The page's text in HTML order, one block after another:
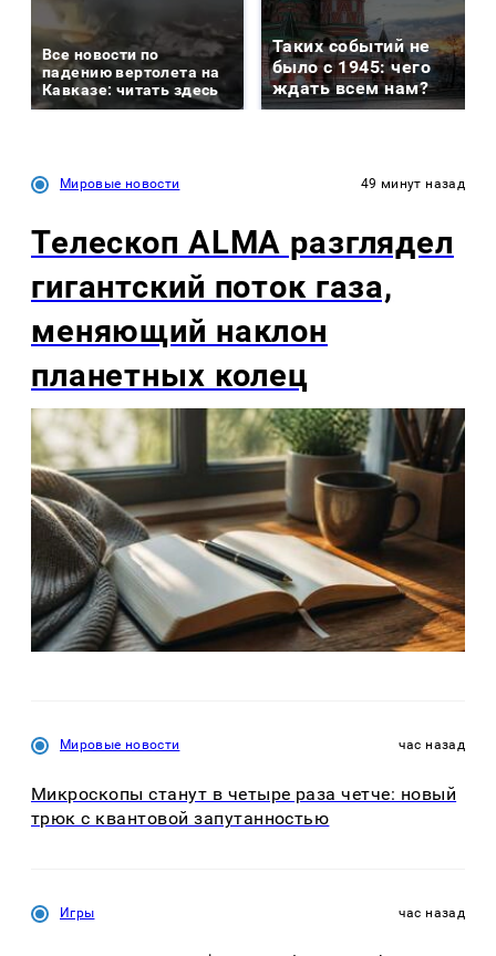
Все новости по
падению вертолета на
Кавказе: читать здесь
Таких событий не
было с 1945: чего
ждать всем нам?
Мировые новости 49 минут назад
Телескоп ALMA разглядел
гигантский поток газа,
меняющий наклон
планетных колец
Мировые новости час назад
Микроскопы станут в четыре раза четче: новый
трюк с квантовой запутанностью
Игры час назад